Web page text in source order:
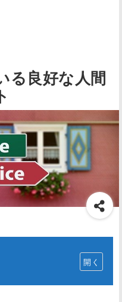
る良好な人間